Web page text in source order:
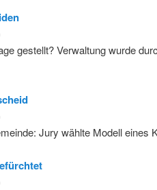
gestellt? Verwaltung wurde
Jury wählte Modell eines